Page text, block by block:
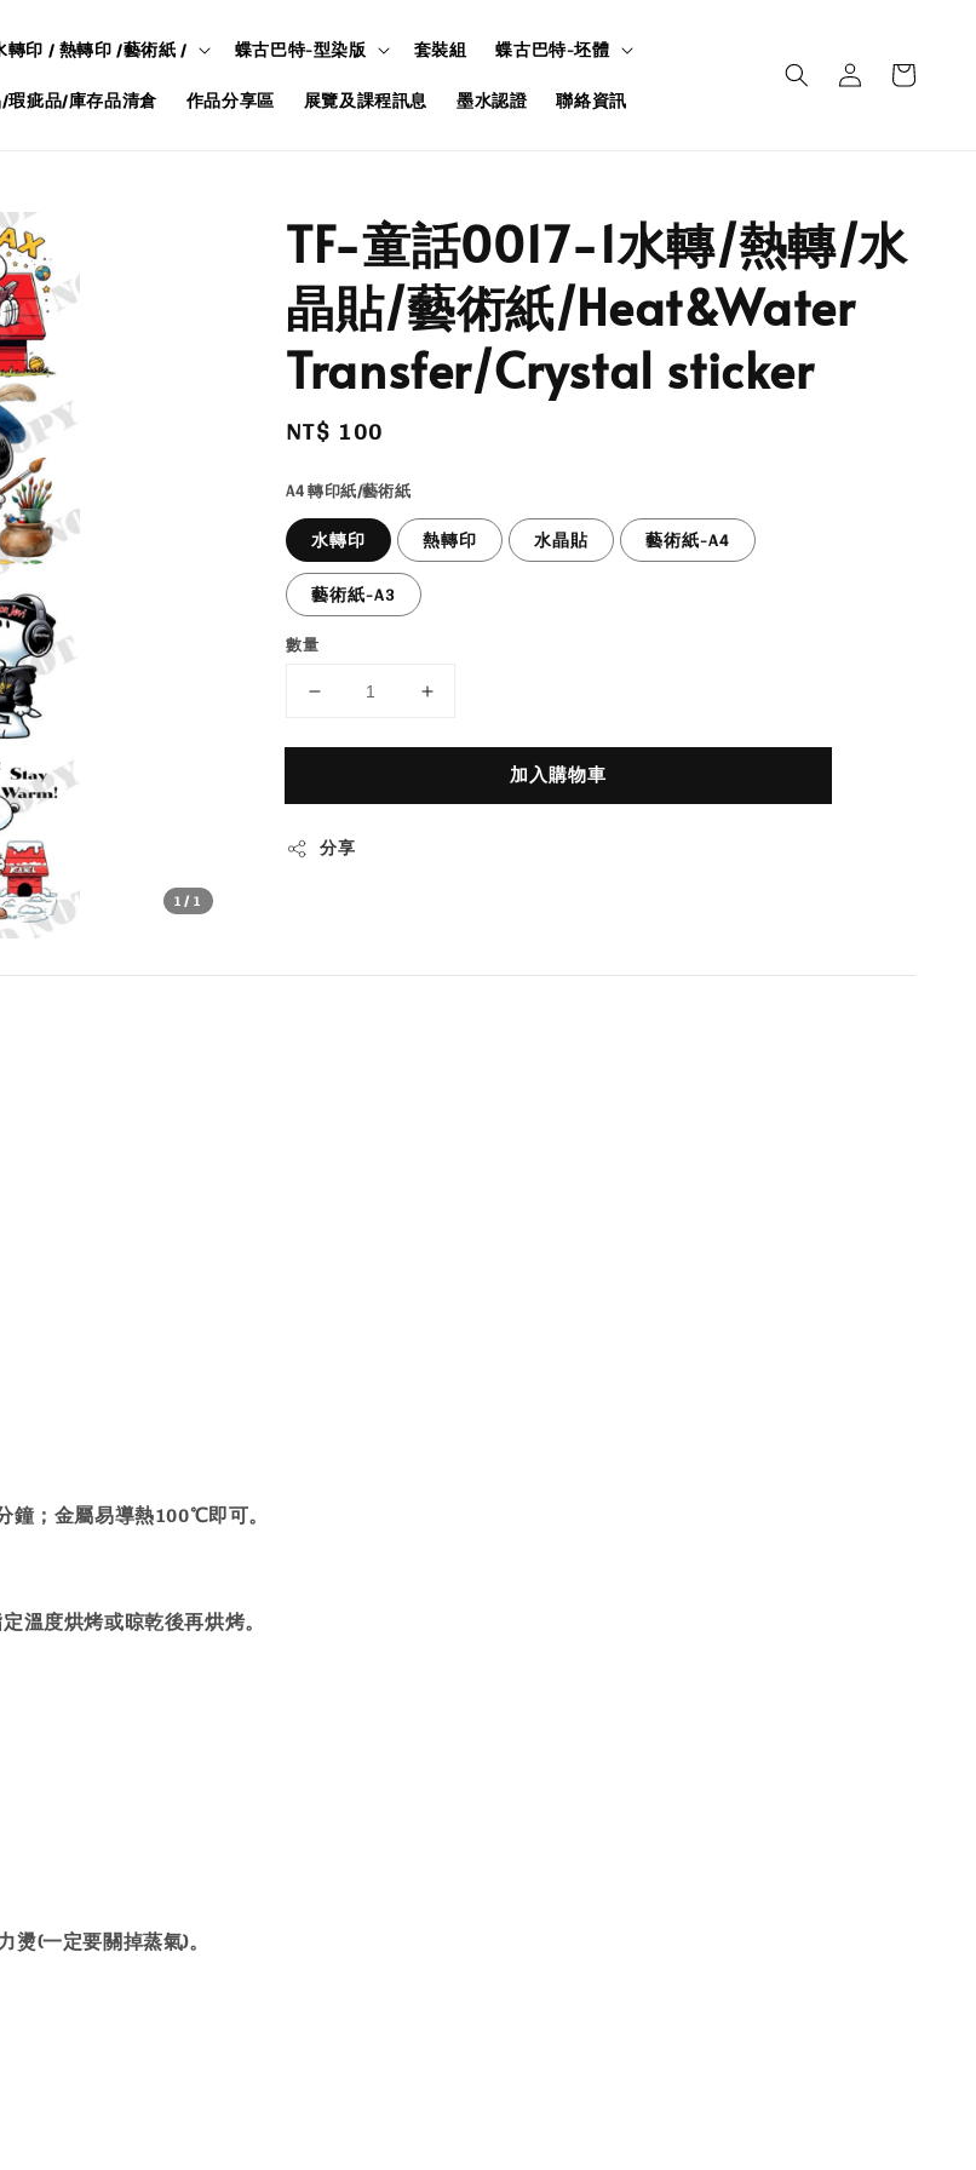
轉印 / 熱轉印 /藝術紙 / 蝶古巴特-型染版 套裝組
蝶古巴特-坯體
瑕疵品/庫存品清倉 作品分享區 展覽及課程訊息 墨水認證 聯絡資訊
1/1
TF-童話0017-1水轉/熱轉/水
晶貼/藝術紙/Heat&Water
Transfer/Crystal sticker
Regular
NT$ 100
A4 轉印紙/藝術紙
水轉印 熱轉印 水晶貼
藝術紙-A4
藝術紙-A3
數量
加入購物車
分享
；金屬易導熱100℃即可。
溫度烘烤或晾乾後再烘烤。
(一定要關掉蒸氣)。